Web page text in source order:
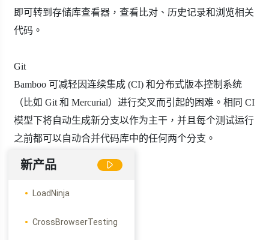
即可转到存储库查看器，查看比对、历史记录和浏览相关
代码。
Git
Bamboo 可减轻因连续集成 (CI) 和分布式版本控制系统
（比如 Git 和 Mercurial）进行交叉而引起的困难。相同 CI
模型下将自动生成新分支以作为主干，并且每个测试运行
之前都可以自动合并代码库中的任何两个分支。
新产品
LoadNinja
CrossBrowserTesting